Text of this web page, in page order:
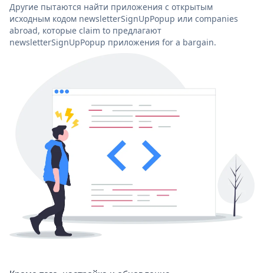
Другие пытаются найти приложения с открытым
исходным кодом newsletterSignUpPopup или companies
abroad, которые claim to предлагают
newsletterSignUpPopup приложения for a bargain.